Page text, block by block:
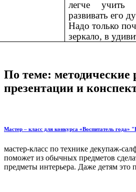
легче учить
развивать его
Надо только
зеркало, в
По теме: методические
презентации и
Мастер – класс для конкурса «Воспитатель года»
мастер-класс по технике декупаж-
поможет из обычных предметов
предметы интерьера. Даже детям это